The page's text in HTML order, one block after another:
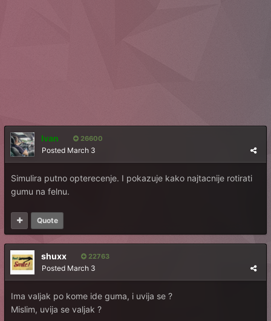
Ivan 26600
Posted March 3
Simulira putno opterecenje. I pokazuje kako najtacnije rotirati
gumu na felnu.
Quote
shuxx 22763
Posted March 3
Ima valjak po kome ide guma, i uvija se ?
Mislim, uvija se valjak ?